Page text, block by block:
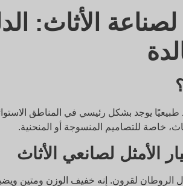
الأثاث:
يوجد بشكل رئيسي في المناطق
خاصة للتصاميم المنسوجة أو المنحنية.
الأمثل لصانعي الأثاث
الروطان لقرون. إنه خفيف الوزن ومتين